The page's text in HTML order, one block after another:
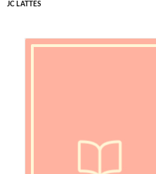
JC LATTÈS